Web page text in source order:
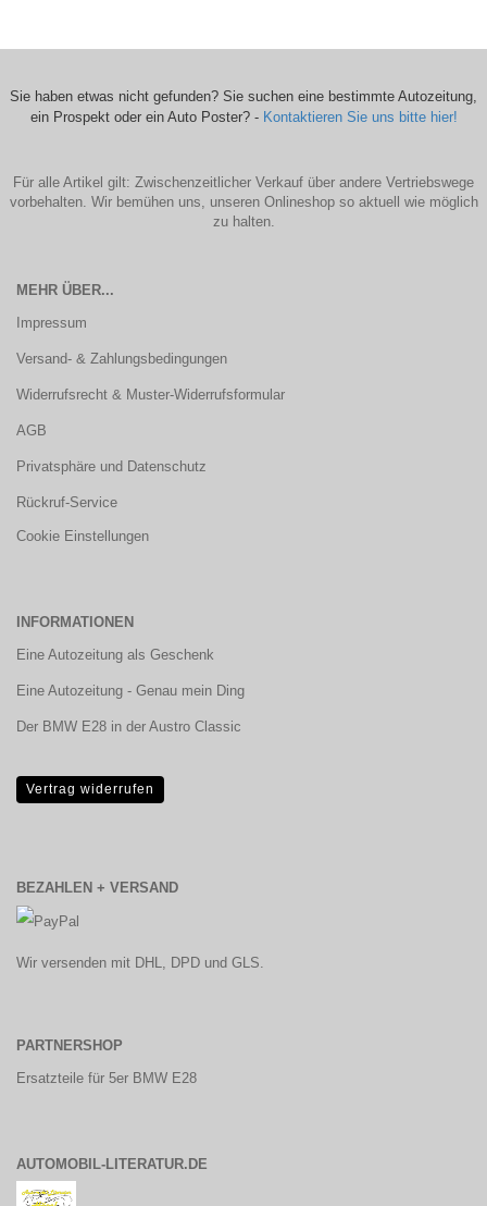
Sie haben etwas nicht gefunden? Sie suchen eine bestimmte Autozeitung,
ein Prospekt oder ein Auto Poster? - Kontaktieren Sie uns bitte hier!
Für alle Artikel gilt: Zwischenzeitlicher Verkauf über andere Vertriebswege
vorbehalten. Wir bemühen uns, unseren Onlineshop so aktuell wie möglich
zu halten.
MEHR ÜBER...
Impressum
Versand- & Zahlungsbedingungen
Widerrufsrecht & Muster-Widerrufsformular
AGB
Privatsphäre und Datenschutz
Rückruf-Service
Cookie Einstellungen
INFORMATIONEN
Eine Autozeitung als Geschenk
Eine Autozeitung - Genau mein Ding
Der BMW E28 in der Austro Classic
Vertrag widerrufen
BEZAHLEN + VERSAND
Wir versenden mit DHL, DPD und GLS.
PARTNERSHOP
Ersatzteile für 5er BMW E28
AUTOMOBIL-LITERATUR.DE